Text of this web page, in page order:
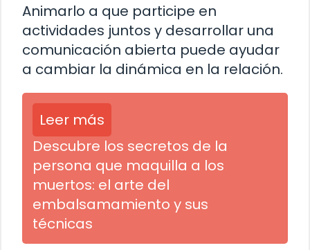
Animarlo a que participe en
actividades juntos y desarrollar una
comunicación abierta puede ayudar
a cambiar la dinámica en la relación.
Leer más
Descubre los secretos de la
persona que maquilla a los
muertos: el arte del
embalsamamiento y sus
técnicas